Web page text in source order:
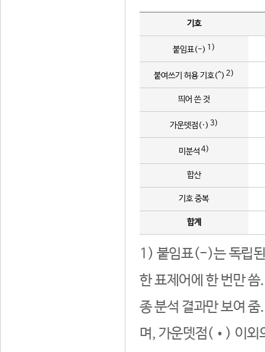
기호
붙임표(-) 1)
붙여쓰기 허용 기호(^) 2)
띄어 쓴 것
가운뎃점(·) 3)
미분석 4)
합산
기호 중복
합계
1) 붙임표(-)는 독립된
한 표제어에 한 번만
종 분석 결과만 보여
며, 가운뎃점(•) 이외